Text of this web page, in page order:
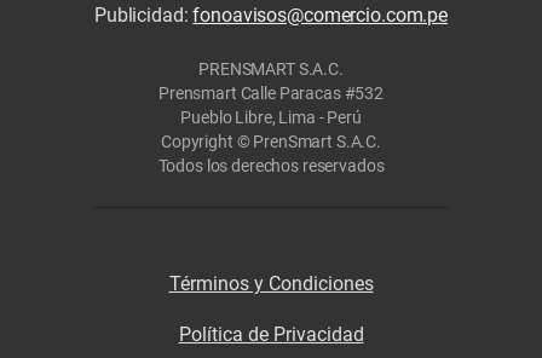
Publicidad:fonoavisos@comercio.com.pe
PRENSMART S.A.C.
Prensmart Calle Paracas #532
Pueblo Libre, Lima - Perú
Copyright © PrenSmart S.A.C.
Todos los derechos reservados
Términos y Condiciones
Política de Privacidad